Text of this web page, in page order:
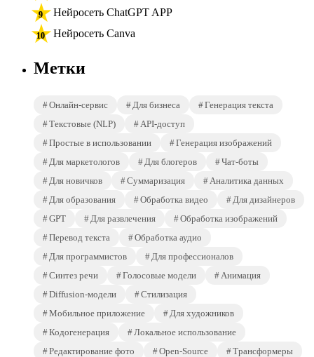
Нейросеть ChatGPT APP
Нейросеть Canva
Метки
Онлайн-сервис Для бизнеса
Генерация текста
Текстовые (NLP)
API-доступ
Простые в использовании
Генерация изображений
Для маркетологов
Для блогеров
Чат-боты
Для новичков
Суммаризация
Аналитика данных
Для образования
Обработка видео
Для дизайнеров
GPT
Для развлечения
Обработка изображений
Перевод текста
Обработка аудио
Для программистов
Для профессионалов
Синтез речи
Голосовые модели
Анимация
Diffusion-модели
Стилизация
Мобильное приложение
Для художников
Кодогенерация
Локальное использование
Редактирование фото
Open-Source Трансформеры